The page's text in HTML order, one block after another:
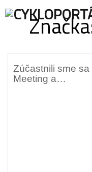
Zúčastnili sme sa
Meeting a…